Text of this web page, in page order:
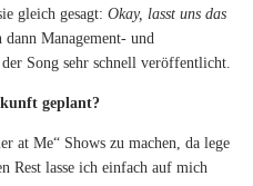
gleich gesagt: Okay, lasst uns das
dann Management- und
Song sehr schnell veröffentlicht.
geplant?
at Me“ Shows zu machen, da lege
Rest lasse ich einfach auf mich